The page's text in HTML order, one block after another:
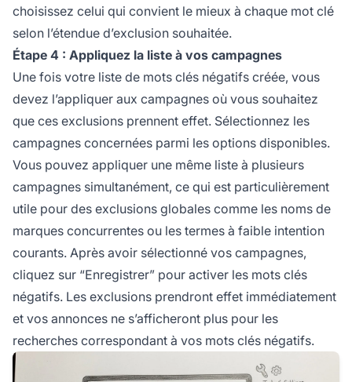
choisissez celui qui convient le mieux à chaque mot clé
selon l’étendue d’exclusion souhaitée.
Étape 4 : Appliquez la liste à vos campagnes
Une fois votre liste de mots clés négatifs créée, vous
devez l’appliquer aux campagnes où vous souhaitez
que ces exclusions prennent effet. Sélectionnez les
campagnes concernées parmi les options disponibles.
Vous pouvez appliquer une même liste à plusieurs
campagnes simultanément, ce qui est particulièrement
utile pour des exclusions globales comme les noms de
marques concurrentes ou les termes à faible intention
courants. Après avoir sélectionné vos campagnes,
cliquez sur “Enregistrer” pour activer les mots clés
négatifs. Les exclusions prendront effet immédiatement
et vos annonces ne s’afficheront plus pour les
recherches correspondant à vos mots clés négatifs.